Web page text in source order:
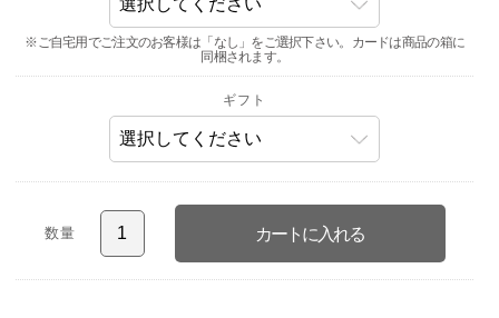
※ご自宅用でご注文のお客様は「なし」をご選択下さい。カードは商品の箱に
同梱されます。
ギフト
数量